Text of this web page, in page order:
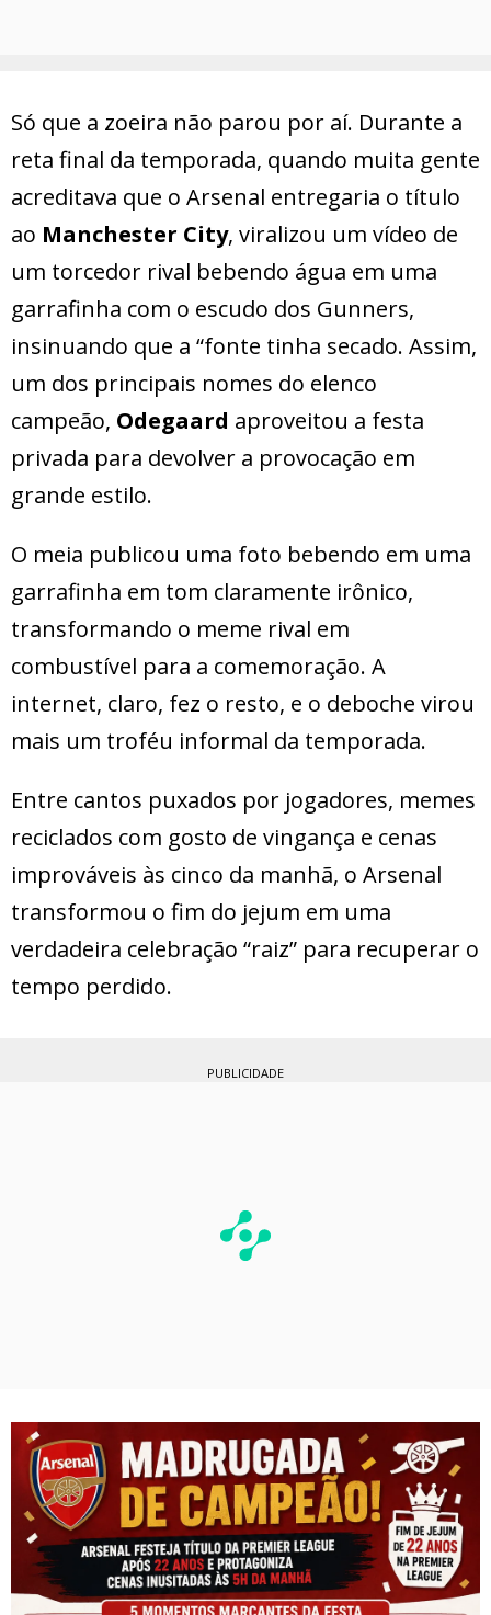
Só que a zoeira não parou por aí. Durante a
reta final da temporada, quando muita gente
acreditava que o Arsenal entregaria o título
ao Manchester City, viralizou um vídeo de
um torcedor rival bebendo água em uma
garrafinha com o escudo dos Gunners,
insinuando que a “fonte tinha secado. Assim,
um dos principais nomes do elenco
campeão, Odegaard aproveitou a festa
privada para devolver a provocação em
grande estilo.
O meia publicou uma foto bebendo em uma
garrafinha em tom claramente irônico,
transformando o meme rival em
combustível para a comemoração. A
internet, claro, fez o resto, e o deboche virou
mais um troféu informal da temporada.
Entre cantos puxados por jogadores, memes
reciclados com gosto de vingança e cenas
improváveis às cinco da manhã, o Arsenal
transformou o fim do jejum em uma
verdadeira celebração “raiz” para recuperar o
tempo perdido.
PUBLICIDADE